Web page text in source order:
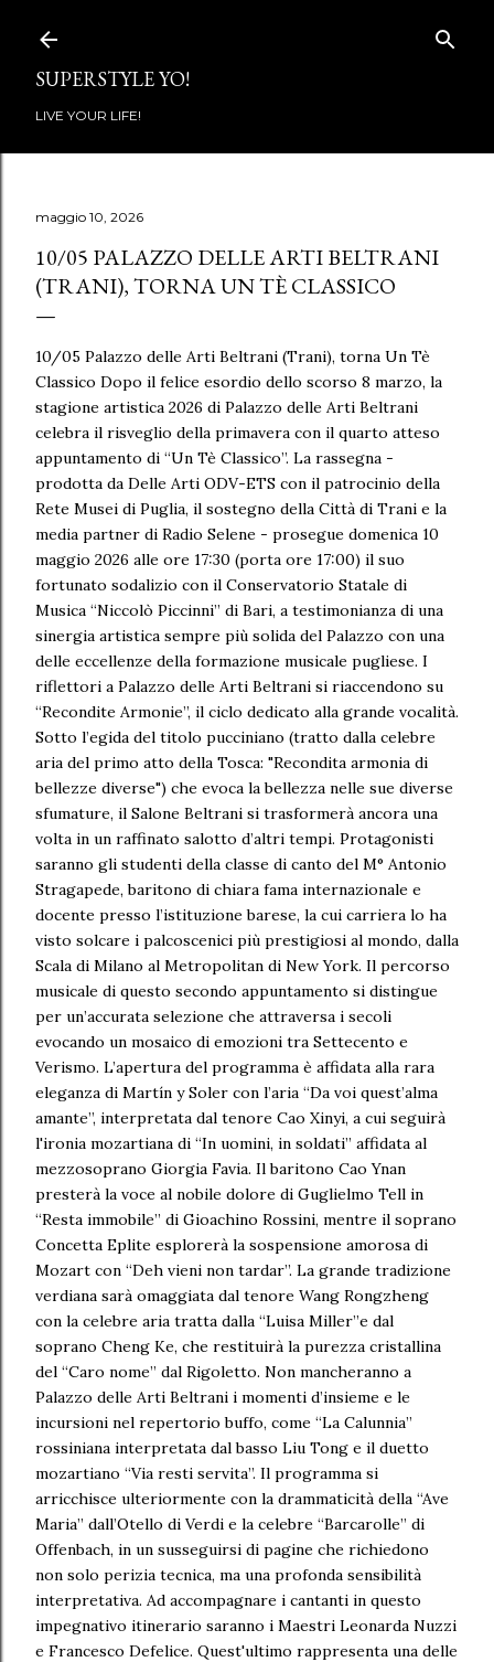
SUPERSTYLE YO!
LIVE YOUR LIFE!
maggio 10, 2026
10/05 PALAZZO DELLE ARTI BELTRANI
(TRANI), TORNA UN TÈ CLASSICO
10/05 Palazzo delle Arti Beltrani (Trani), torna Un Tè
Classico Dopo il felice esordio dello scorso 8 marzo, la
stagione artistica 2026 di Palazzo delle Arti Beltrani
celebra il risveglio della primavera con il quarto atteso
appuntamento di “Un Tè Classico”. La rassegna -
prodotta da Delle Arti ODV-ETS con il patrocinio della
Rete Musei di Puglia, il sostegno della Città di Trani e la
media partner di Radio Selene - prosegue domenica 10
maggio 2026 alle ore 17:30 (porta ore 17:00) il suo
fortunato sodalizio con il Conservatorio Statale di
Musica “Niccolò Piccinni” di Bari, a testimonianza di una
sinergia artistica sempre più solida del Palazzo con una
delle eccellenze della formazione musicale pugliese. I
riflettori a Palazzo delle Arti Beltrani si riaccendono su
“Recondite Armonie”, il ciclo dedicato alla grande vocalità.
Sotto l’egida del titolo pucciniano (tratto dalla celebre
aria del primo atto della Tosca: "Recondita armonia di
bellezze diverse") che evoca la bellezza nelle sue diverse
sfumature, il Salone Beltrani si trasformerà ancora una
volta in un raffinato salotto d’altri tempi. Protagonisti
saranno gli studenti della classe di canto del M° Antonio
Stragapede, baritono di chiara fama internazionale e
docente presso l’istituzione barese, la cui carriera lo ha
visto solcare i palcoscenici più prestigiosi al mondo, dalla
Scala di Milano al Metropolitan di New York. Il percorso
musicale di questo secondo appuntamento si distingue
per un’accurata selezione che attraversa i secoli
evocando un mosaico di emozioni tra Settecento e
Verismo. L’apertura del programma è affidata alla rara
eleganza di Martín y Soler con l’aria “Da voi quest’alma
amante”, interpretata dal tenore Cao Xinyi, a cui seguirà
l'ironia mozartiana di “In uomini, in soldati” affidata al
mezzosoprano Giorgia Favia. Il baritono Cao Ynan
presterà la voce al nobile dolore di Guglielmo Tell in
“Resta immobile” di Gioachino Rossini, mentre il soprano
Concetta Eplite esplorerà la sospensione amorosa di
Mozart con “Deh vieni non tardar”. La grande tradizione
verdiana sarà omaggiata dal tenore Wang Rongzheng
con la celebre aria tratta dalla “Luisa Miller”e dal
soprano Cheng Ke, che restituirà la purezza cristallina
del “Caro nome” dal Rigoletto. Non mancheranno a
Palazzo delle Arti Beltrani i momenti d’insieme e le
incursioni nel repertorio buffo, come “La Calunnia”
rossiniana interpretata dal basso Liu Tong e il duetto
mozartiano “Via resti servita”. Il programma si
arricchisce ulteriormente con la drammaticità della “Ave
Maria” dall’Otello di Verdi e la celebre “Barcarolle” di
Offenbach, in un susseguirsi di pagine che richiedono
non solo perizia tecnica, ma una profonda sensibilità
interpretativa. Ad accompagnare i cantanti in questo
impegnativo itinerario saranno i Maestri Leonarda Nuzzi
e Francesco Defelice. Quest'ultimo rappresenta una delle